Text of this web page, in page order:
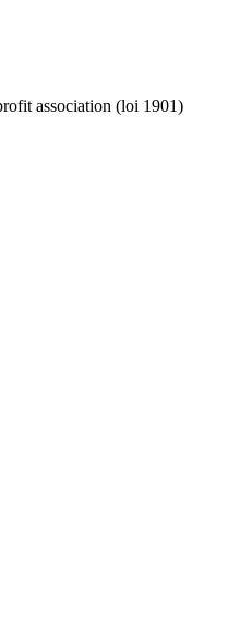
association (loi 1901)